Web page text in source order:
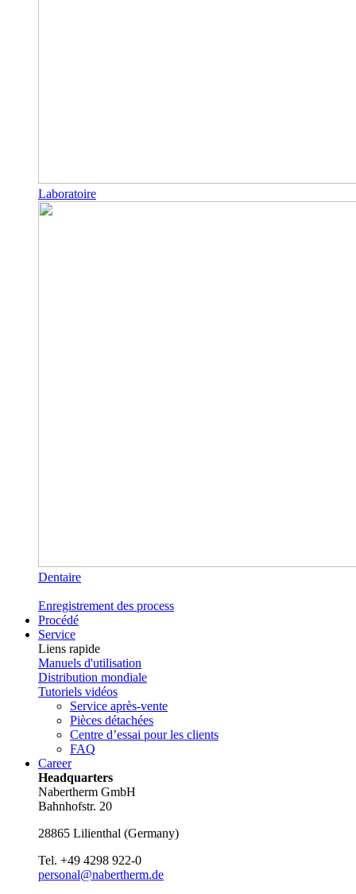
Laboratoire
Dentaire
Enregistrement des process
Procédé
Service
Liens rapide
Manuels d'utilisation
Distribution mondiale
Tutoriels vidéos
Service après-vente
Pièces détachées
Centre d’essai pour les clients
FAQ
Career
Headquarters
Nabertherm GmbH
Bahnhofstr. 20
28865 Lilienthal (Germany)
Tel. +49 4298 922-0
personal@nabertherm.de